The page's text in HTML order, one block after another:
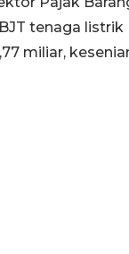
tenaga listrik
miliar,